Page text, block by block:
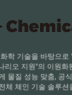
학 기술을 바탕으로
리오 지원"의 이원화
물질 성능 맞춤, 공
체 체인 기술 솔루션